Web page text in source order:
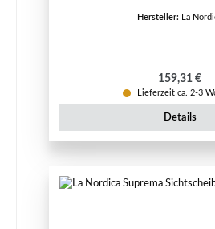
Hersteller: La
Regulärer
159,31 €
Lieferzeit ca. 2-3
Details